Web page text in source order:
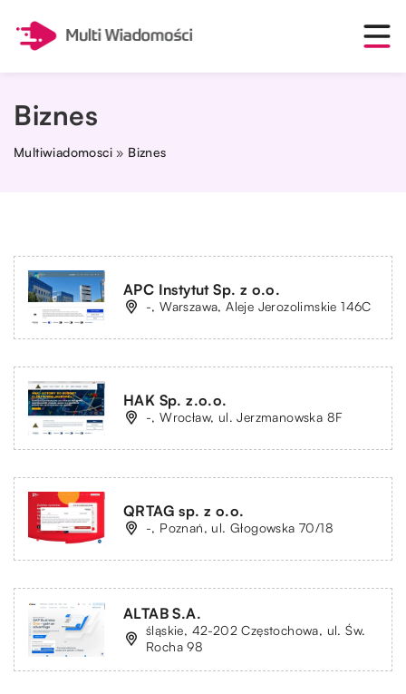
Biznes
Multiwiadomosci » Biznes
APC Instytut Sp. z o.o.
-, Warszawa, Aleje Jerozolimskie 146C
HAK Sp. z.o.o.
-, Wrocław, ul. Jerzmanowska 8F
QRTAG sp. z o.o.
-, Poznań, ul. Głogowska 70/18
ALTAB S.A.
śląskie, 42-202 Częstochowa, ul. Św.
Rocha 98